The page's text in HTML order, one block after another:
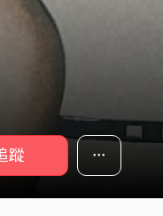
蹤